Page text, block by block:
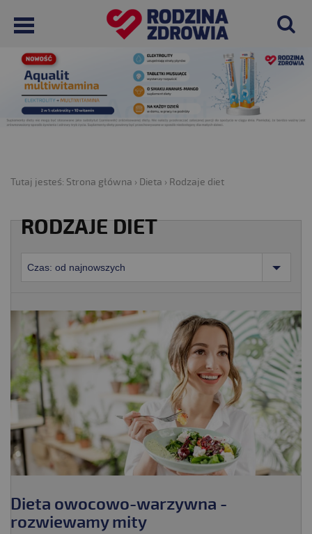
Tutaj jesteś: Strona główna › Dieta › Rodzaje diet
RODZAJE DIET
Czas: od najnowszych
Dieta owocowo-warzywna -
rozwiewamy mity